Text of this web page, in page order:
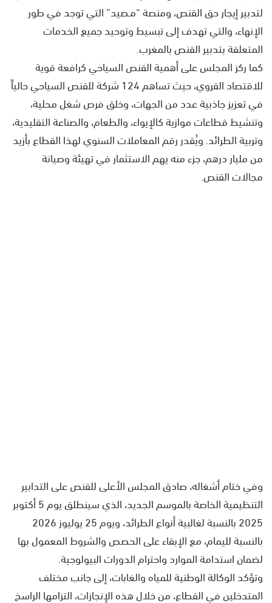
لتدبير إيجار حق القنص، ومنصة “مـصيد” التي توجد في طور
الإنهاء، والتي تهدف إلى تبسيط وتوحيد جميع الخدمات
المتعلقة بتدبير القنص بالمغرب.
كما ركز المجلس على أهمية القنص السياحي كرافعة قوية
للاقتصاد القروي، حيث تساهم 124 شركة للقنص السياحي حالياً
في تعزيز جاذبية عدد من الجهات، وخلق فرص شغل محلية،
وتنشيط قطاعات موازية كالإيواء، والطعام، والصناعة التقليدية،
وتربية الطرائد. ويُقدر رقم المعاملات السنوي لهذا القطاع بأزيد
من مليار درهم، جزء منه يهم الاستثمار في تهيئة وصيانة
مجالات القنص.
وفي ختام أشغاله، صادق المجلس الأعلى للقنص على التدابير
التنظيمية الخاصة بالموسم الجديد، الذي سينطلق يوم 5 أكتوبر
2025 بالنسبة لغالبية أنواع الطرائد، ويوم 25 يوليوز 2026
بالنسبة لليمام، مع الإبقاء على الحصص والشروط المعمول بها
لضمان استدامة الموارد واحترام الدورات البيولوجية.
وتؤكد الوكالة الوطنية للمياه والغابات، إلى جانب مختلف
المتدخلين في القطاع، من خلال هذه الإنجازات، التزامها الراسخ